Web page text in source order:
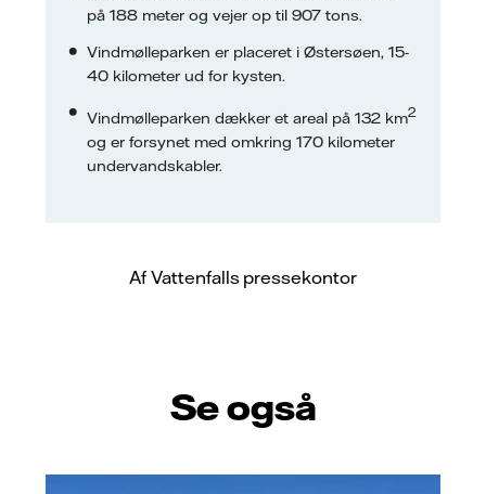
på 188 meter og vejer op til 907 tons.
Vindmølleparken er placeret i Østersøen, 15-
40 kilometer ud for kysten.
Vindmølleparken dækker et areal på 132 km2
og er forsynet med omkring 170 kilometer
undervandskabler.
Af Vattenfalls pressekontor
Se også